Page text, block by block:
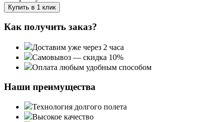
Купить в 1 клик
Как получить заказ?
Доставим уже через 2 часа
Самовывоз — скидка 10%
Оплата любым удобным способом
Наши преимущества
Технология долгого полета
Высокое качество